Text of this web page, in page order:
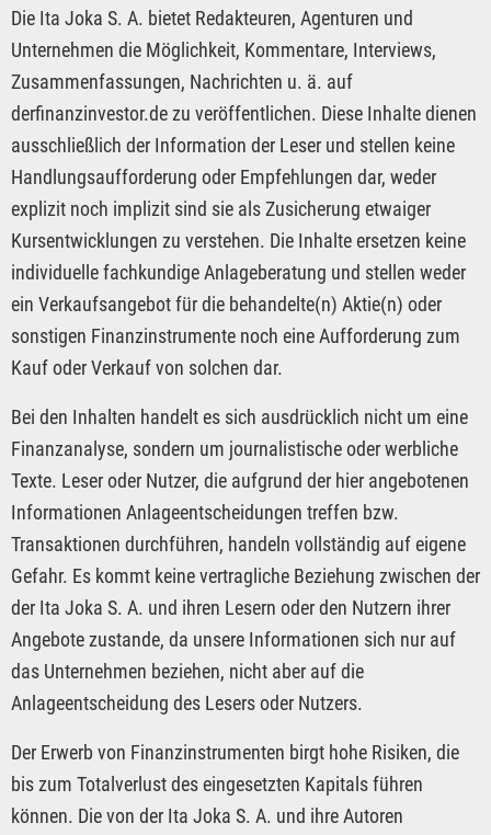
Die Ita Joka S. A. bietet Redakteuren, Agenturen und
Unternehmen die Möglichkeit, Kommentare, Interviews,
Zusammenfassungen, Nachrichten u. ä. auf
derfinanzinvestor.de zu veröffentlichen. Diese Inhalte dienen
ausschließlich der Information der Leser und stellen keine
Handlungsaufforderung oder Empfehlungen dar, weder
explizit noch implizit sind sie als Zusicherung etwaiger
Kursentwicklungen zu verstehen. Die Inhalte ersetzen keine
individuelle fachkundige Anlageberatung und stellen weder
ein Verkaufsangebot für die behandelte(n) Aktie(n) oder
sonstigen Finanzinstrumente noch eine Aufforderung zum
Kauf oder Verkauf von solchen dar.
Bei den Inhalten handelt es sich ausdrücklich nicht um eine
Finanzanalyse, sondern um journalistische oder werbliche
Texte. Leser oder Nutzer, die aufgrund der hier angebotenen
Informationen Anlageentscheidungen treffen bzw.
Transaktionen durchführen, handeln vollständig auf eigene
Gefahr. Es kommt keine vertragliche Beziehung zwischen der
der Ita Joka S. A. und ihren Lesern oder den Nutzern ihrer
Angebote zustande, da unsere Informationen sich nur auf
das Unternehmen beziehen, nicht aber auf die
Anlageentscheidung des Lesers oder Nutzers.
Der Erwerb von Finanzinstrumenten birgt hohe Risiken, die
bis zum Totalverlust des eingesetzten Kapitals führen
können. Die von der Ita Joka S. A. und ihre Autoren